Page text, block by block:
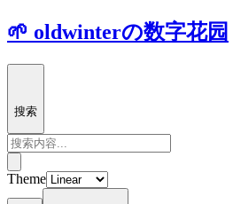
🌱 oldwinterの数字花园
搜索
Theme